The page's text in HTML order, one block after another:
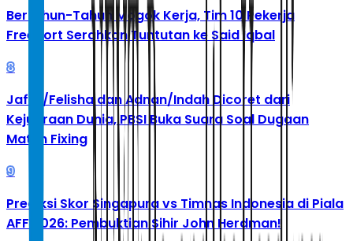
Bertahun-Tahun Mogok Kerja, Tim 10 Pekerja
Freeport Serahkan Tuntutan ke Said Iqbal
8
Jafar/Felisha dan Adnan/Indah Dicoret dari
Kejuaraan Dunia, PBSI Buka Suara Soal Dugaan
Match Fixing
9
Prediksi Skor Singapura vs Timnas Indonesia di Piala
AFF 2026: Pembuktian Sihir John Herdman!